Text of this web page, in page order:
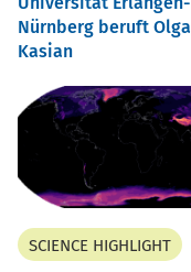
Nürnberg beruft Olga
Kasian
SCIENCE HIGHLIGHT